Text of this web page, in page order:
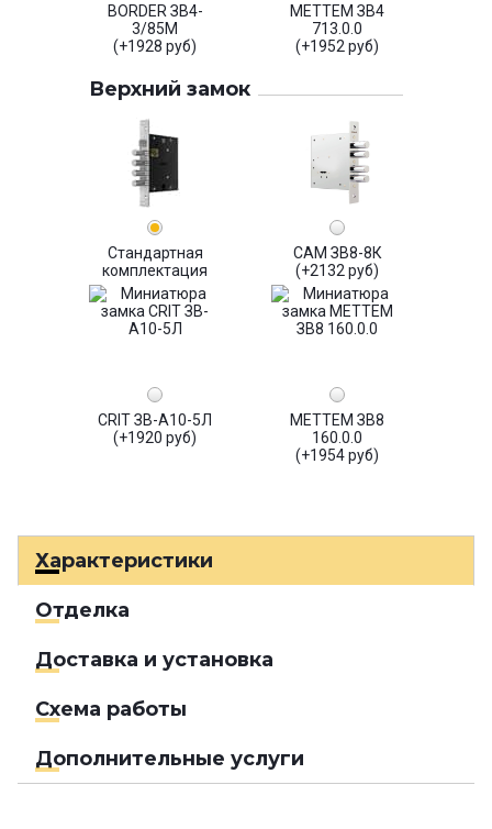
BORDER ЗВ4-
3/85М
(+1928 руб)
МЕТТЕМ ЗВ4
713.0.0
(+1952 руб)
Верхний замок
Стандартная
комплектация
САМ ЗВ8-8К
(+2132 руб)
CRIT ЗВ-А10-5Л
(+1920 руб)
МЕТТЕМ ЗВ8
160.0.0
(+1954 руб)
Характеристики
Отделка
Доставка и установка
Схема работы
Дополнительные услуги